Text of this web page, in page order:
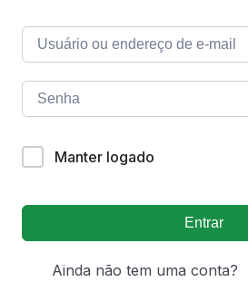
Manter logado
Entrar
Ainda não tem uma conta?